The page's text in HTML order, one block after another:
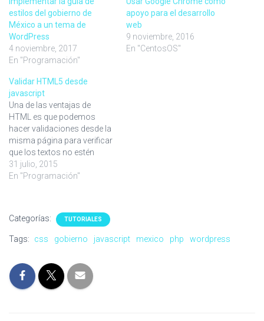
estilos del gobierno de
México a un tema de
WordPress
4 noviembre, 2017
En "Programación"
apoyo para el desarrollo
web
9 noviembre, 2016
En "CentosOS"
Validar HTML5 desde
javascript
Una de las ventajas de
HTML es que podemos
hacer validaciones desde la
misma página para verificar
que los textos no estén
vacíos, o que un elemento
sea numérico, por ejemplo.
de un formulario de HTML;
si queremos utilizar ajax o
javascript…
31 julio, 2015
En "Programación"
Categorías: TUTORIALES
Tags: css gobierno javascript mexico php wordpress